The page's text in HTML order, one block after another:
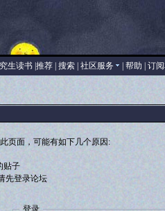
生读书| 推荐| 搜索| 社区服务 帮助 订
页面，可能有如下几个原因:
贴子
先登录论坛
登录